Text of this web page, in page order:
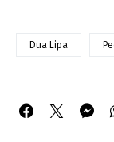
Dua Lipa